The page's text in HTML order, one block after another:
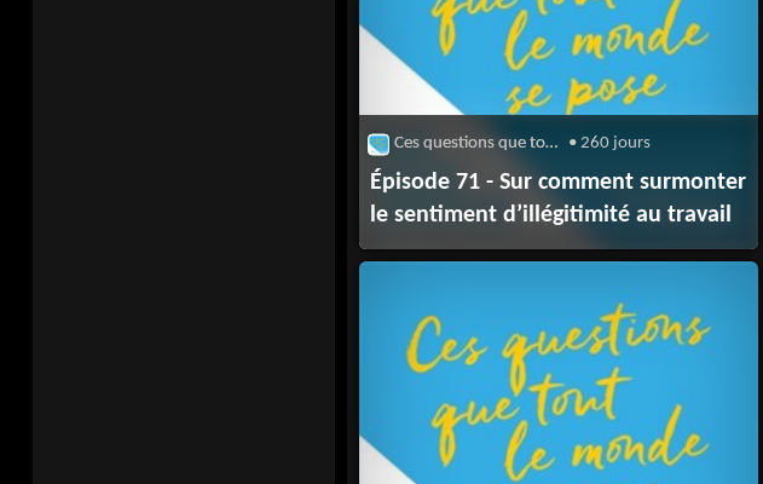
Ces questions que tout le monde se pose • 260 jours
Épisode 71 - Sur comment surmonter
le sentiment d’illégitimité au travail